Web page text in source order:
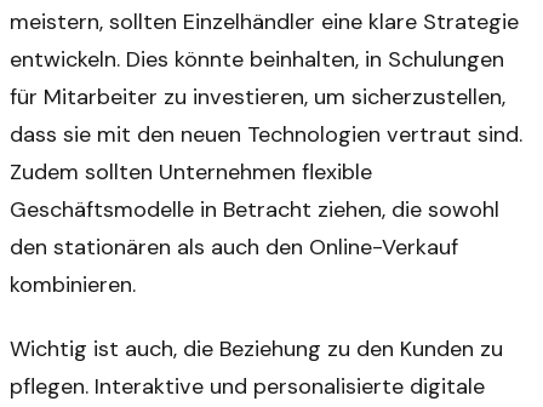
meistern, sollten Einzelhändler eine klare Strategie
entwickeln. Dies könnte beinhalten, in Schulungen
für Mitarbeiter zu investieren, um sicherzustellen,
dass sie mit den neuen Technologien vertraut sind.
Zudem sollten Unternehmen flexible
Geschäftsmodelle in Betracht ziehen, die sowohl
den stationären als auch den Online-Verkauf
kombinieren.
Wichtig ist auch, die Beziehung zu den Kunden zu
pflegen. Interaktive und personalisierte digitale